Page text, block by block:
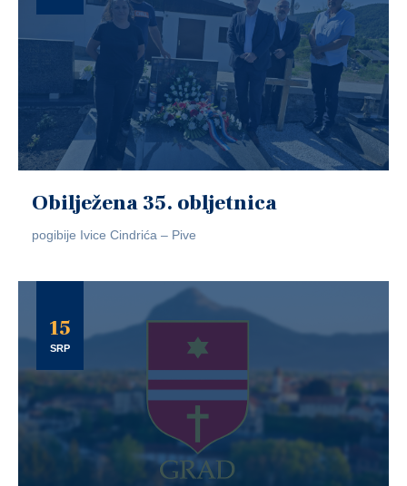
Obilježena 35. obljetnica
pogibije Ivice Cindrića – Pive
15
SRP